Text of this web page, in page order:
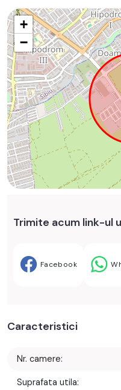
+
−
Trimite acum link-ul
Facebook
Caracteristici
Nr. camere:
Suprafata utila: